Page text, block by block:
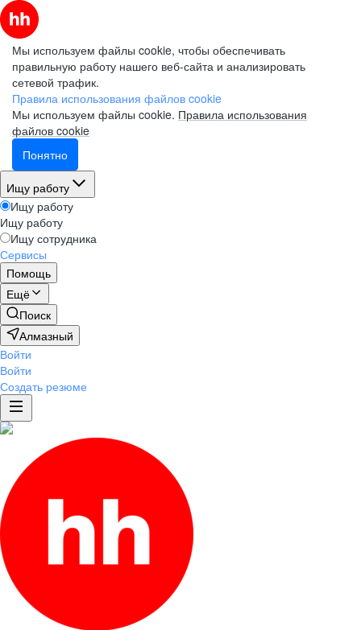
Мы используем файлы cookie, чтобы обеспечивать
правильную работу нашего веб-сайта и анализировать
сетевой трафик.
Правила использования файлов cookie
Мы используем файлы cookie. Правила использования
файлов cookie
Понятно
Ищу работу
Ищу работу
Ищу работу
Ищу сотрудника
Сервисы
Помощь
Ещё
Поиск
Алмазный
Войти
Войти
Создать резюме